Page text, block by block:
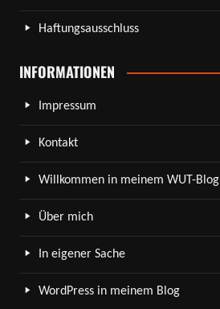
Haftungsausschluss
INFORMATIONEN
Impressum
Kontakt
Willkommen in meinem WUT-Blog
Über mich
In eigener Sache
WordPress in meinem Blog